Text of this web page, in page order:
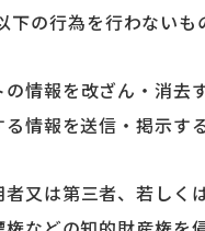
下の行為を行わないも
の情報を改ざん・消去
る情報を送信・掲示す
者又は第三者、若しく